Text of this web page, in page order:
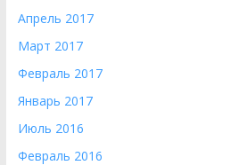
Апрель 2017
Март 2017
Февраль 2017
Январь 2017
Июль 2016
Февраль 2016